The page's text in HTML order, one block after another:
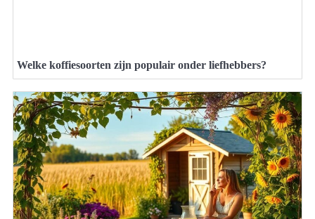
Welke koffiesoorten zijn populair onder liefhebbers?